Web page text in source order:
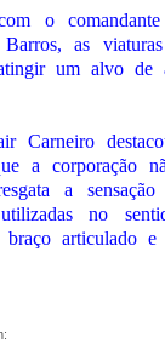
o
as
um alvo de
Carneiro
a corporação
a
no
articulado e